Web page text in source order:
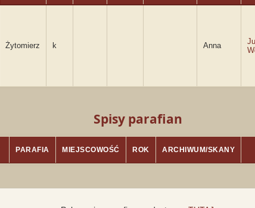
Żytomierz k Anna
Spisy parafian
PARAFIA MIEJSCOWOŚĆ ROK ARCHIWUM/SKANY